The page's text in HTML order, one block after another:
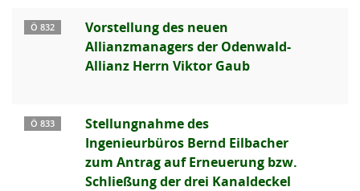
Ö 832
Vorstellung des neuen
Allianzmanagers der Odenwald-
Allianz Herrn Viktor Gaub
Ö 833
Stellungnahme des
Ingenieurbüros Bernd Eilbacher
zum Antrag auf Erneuerung bzw.
Schließung der drei Kanaldeckel